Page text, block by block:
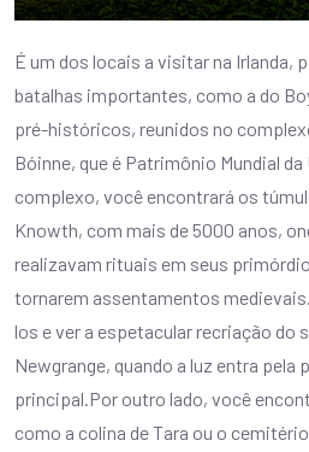
É um dos locais a visitar na Irlanda,
batalhas importantes, como a do
pré-históricos, reunidos no
Bóinne, que é Patrimônio Mundial
complexo, você encontrará os
Knowth, com mais de 5000 anos,
realizavam rituais em seus
tornarem assentamentos
los e ver a espetacular recriação do
Newgrange, quando a luz entra pela
principal.Por outro lado, você
como a colina de Tara ou o